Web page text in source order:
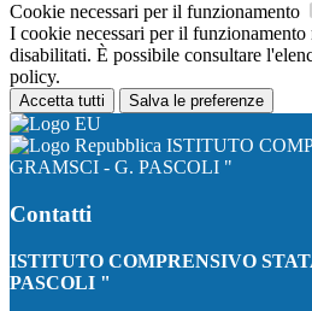
Cookie necessari per il funzionamento
I cookie necessari per il funzionamento
disabilitati. È possibile consultare
policy.
Accetta tutti Salva le preferenze
ISTITUTO
GRAMSCI - G. PASCOLI "
Contatti
ISTITUTO COMPRENSIVO
PASCOLI "